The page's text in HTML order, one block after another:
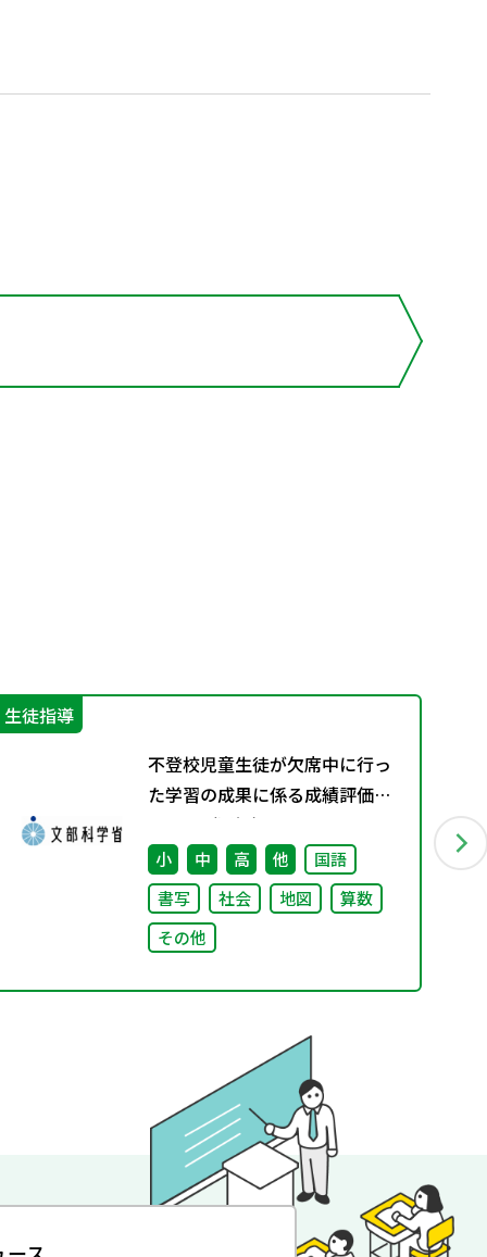
生徒指導
不登校児童生徒が欠席中に行っ
た学習の成果に係る成績評価に
ついて（通知）
小 中 高 他
国語
書写
社会 地図
算数
その他